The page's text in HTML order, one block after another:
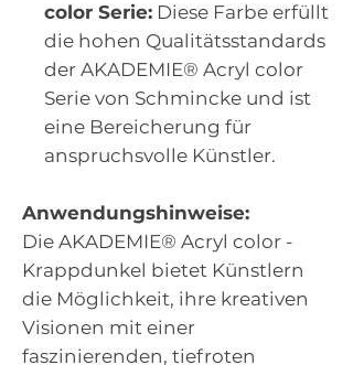
color Serie: Diese Farbe erfüllt
die hohen Qualitätsstandards
der AKADEMIE® Acryl color
Serie von Schmincke und ist
eine Bereicherung für
anspruchsvolle Künstler.
Anwendungshinweise:
Die AKADEMIE® Acryl color -
Krappdunkel bietet Künstlern
die Möglichkeit, ihre kreativen
Visionen mit einer
faszinierenden, tiefroten